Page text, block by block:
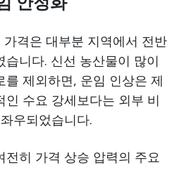
격은 대부분 지역에서 전반
습니다. 신선 농산물이 많이
를 제외하면, 운임 인상은 제
인 수요 강세보다는 외부 비
우되었습니다.
전히 가격 상승 압력의 주요